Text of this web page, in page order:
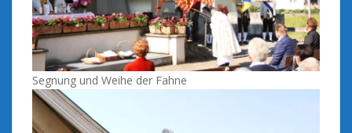
Segnung und Weihe der Fahne